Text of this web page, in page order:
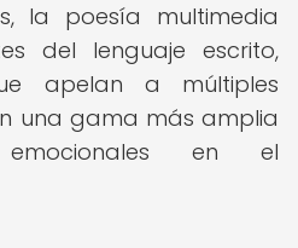
la poesía multimedia
del lenguaje escrito,
apelan a múltiples
una gama más amplia
en el